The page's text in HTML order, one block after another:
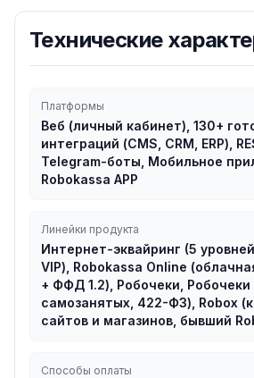
Технические
Платформы
Веб (личный кабинет), 130+
интеграций (CMS, CRM, ERP),
Telegram-боты, Мобильное
Robokassa APP
Линейки продукта
Интернет-эквайринг (5
VIP), Robokassa Online
+ ФФД 1.2), Робочеки,
самозанятых, 422-ФЗ), Robox
сайтов и магазинов, бывший
Способы оплаты